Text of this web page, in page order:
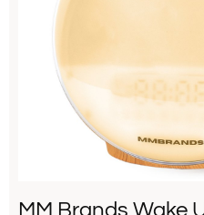
MM Brands Wake